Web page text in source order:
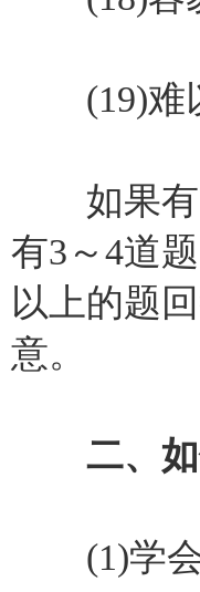
(19)难以
如果有1
有3～4道
以上的题
意。
二、如
(1)学会